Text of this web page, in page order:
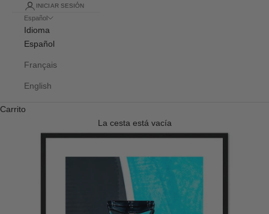
INICIAR SESIÓN
Español
Idioma
Español
Français
English
Carrito
La cesta está vacía